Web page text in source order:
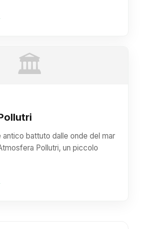
🏛️
antico battuto dalle onde del mar
Pollutri, un piccolo